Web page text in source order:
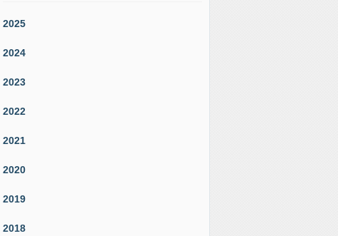
2025
2024
2023
2022
2021
2020
2019
2018